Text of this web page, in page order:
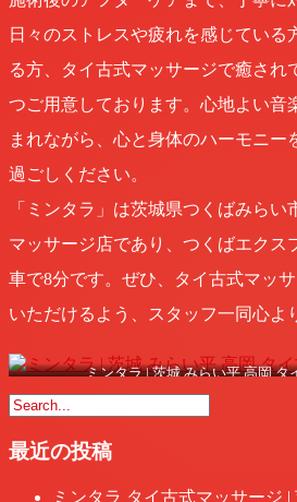
日々のストレスや疲れを感じている
る方、タイ古式マッサージで癒され
つご用意しております。心地よい音
まれながら、心と身体のハーモニー
過ごしください。
「ミンタラ」は茨城県つくばみら
マッサージ店であり、つくばエクス
車で8分です。ぜひ、タイ古式マッ
いただけるよう、スタッフ一同心よ
ミンタラ | 茨城 みらい平 高岡 タ
最近の投稿
ミンタラ タイ古式マッサージ